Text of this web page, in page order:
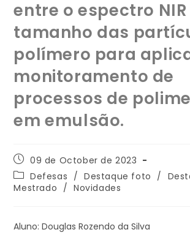
entre o espectro NIR
tamanho das
polímero para
monitoramento de
processos de
em emulsão.
09 de October de 2023
Defesas / Destaque foto /
Mestrado / Novidades
Aluno: Douglas Rozendo da Silva